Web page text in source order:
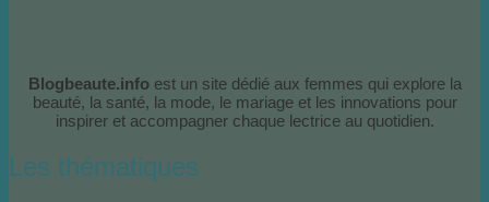
Blogbeaute.infoest un site dédié aux femmes qui explore la
beauté, la santé, la mode, le mariage et les innovations pour
inspirer et accompagner chaque lectrice au quotidien.
Les thématiques